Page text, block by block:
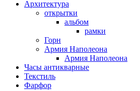
Архитектура
открытки
альбом
рамки
Горн
Армия Наполеона
Армия Наполеона
Часы антикварные
Текстиль
Фарфор